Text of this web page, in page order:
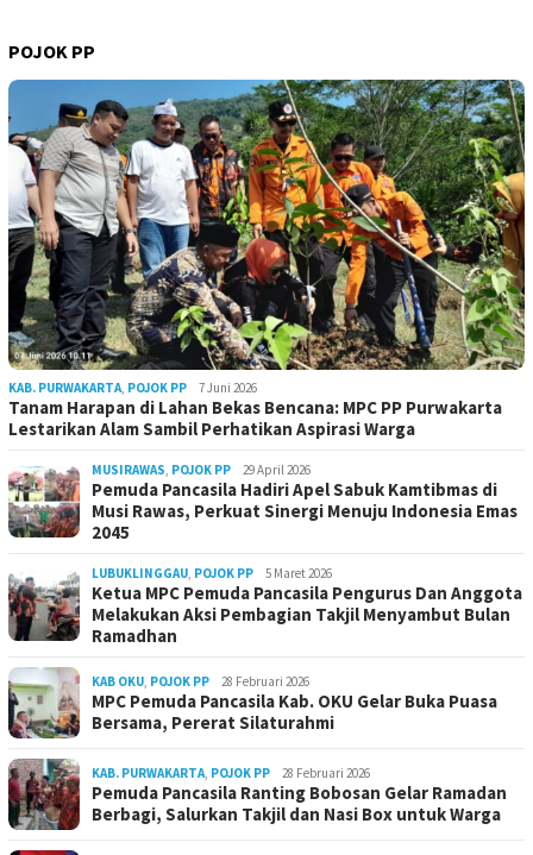
POJOK PP
KAB. PURWAKARTA, POJOK PP 7 Juni 2026
Tanam Harapan di Lahan Bekas Bencana: MPC PP Purwakarta
Lestarikan Alam Sambil Perhatikan Aspirasi Warga
MUSIRAWAS, POJOK PP 29 April 2026
Pemuda Pancasila Hadiri Apel Sabuk Kamtibmas di
Musi Rawas, Perkuat Sinergi Menuju Indonesia Emas
2045
LUBUKLINGGAU, POJOK PP 5 Maret 2026
Ketua MPC Pemuda Pancasila Pengurus Dan Anggota
Melakukan Aksi Pembagian Takjil Menyambut Bulan
Ramadhan
KAB OKU, POJOK PP 28 Februari 2026
MPC Pemuda Pancasila Kab. OKU Gelar Buka Puasa
Bersama, Pererat Silaturahmi
KAB. PURWAKARTA, POJOK PP 28 Februari 2026
Pemuda Pancasila Ranting Bobosan Gelar Ramadan
Berbagi, Salurkan Takjil dan Nasi Box untuk Warga